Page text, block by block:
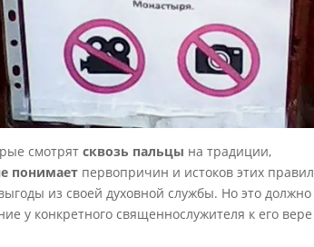
смотрятсквозь пальцы на традиции,
понимает первопричин и истоков этих правил
из своей духовной службы. Но это должно
у конкретного священнослужителя к его вере